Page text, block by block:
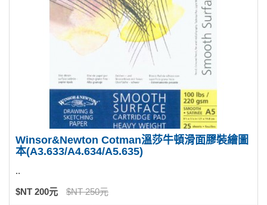
Winsor&Newton Cotman溫莎牛頓滑面膠裝繪圖
本(A3.633/A4.634/A5.635)
..
$NT 200元 $NT 250元